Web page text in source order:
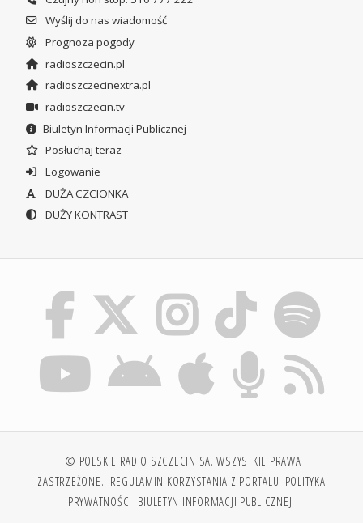
Wyślij do nas wiadomość
Prognoza pogody
radioszczecin.pl
radioszczecinextra.pl
radioszczecin.tv
Biuletyn Informacji Publicznej
Posłuchaj teraz
Logowanie
DUŻA CZCIONKA
DUŻY KONTRAST
© POLSKIE RADIO SZCZECIN SA. WSZYSTKIE PRAWA
ZASTRZEŻONE. REGULAMIN KORZYSTANIA Z PORTALU POLITYKA
PRYWATNOŚCI BIULETYN INFORMACJI PUBLICZNEJ